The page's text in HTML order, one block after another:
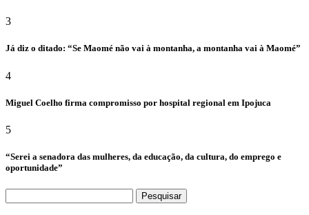
3
Já diz o ditado: “Se Maomé não vai à montanha, a montanha vai à Maomé”
4
Miguel Coelho firma compromisso por hospital regional em Ipojuca
5
“Serei a senadora das mulheres, da educação, da cultura, do emprego e
oportunidade”
Pesquisar